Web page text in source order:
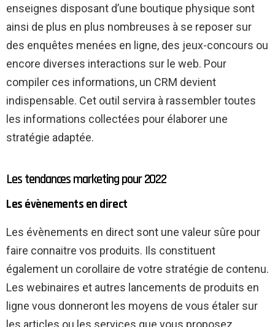
enseignes disposant d’une boutique physique sont
ainsi de plus en plus nombreuses à se reposer sur
des enquêtes menées en ligne, des jeux-concours ou
encore diverses interactions sur le web. Pour
compiler ces informations, un CRM devient
indispensable. Cet outil servira à rassembler toutes
les informations collectées pour élaborer une
stratégie adaptée.
Les tendances marketing pour 2022
Les évènements en direct
Les évènements en direct sont une valeur sûre pour
faire connaitre vos produits. Ils constituent
également un corollaire de votre stratégie de contenu.
Les webinaires et autres lancements de produits en
ligne vous donneront les moyens de vous étaler sur
les articles ou les services que vous proposez.